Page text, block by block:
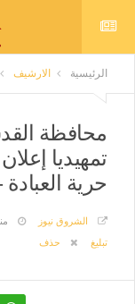
الرئيسية الارشيف
محافظة
تمهيديا
حرية
الشروق نيوز
تبليغ
حذف